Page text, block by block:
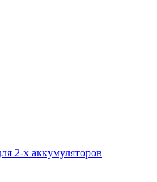
2-х аккумуляторов